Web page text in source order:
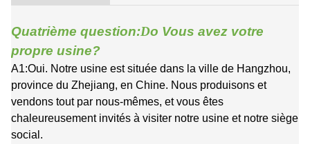
Quatrième question:Do Vous avez votre
propre usine?
A1:Oui. Notre usine est située dans la ville de Hangzhou,
province du Zhejiang, en Chine. Nous produisons et
vendons tout par nous-mêmes, et vous êtes
chaleureusement invités à visiter notre usine et notre siège
social.